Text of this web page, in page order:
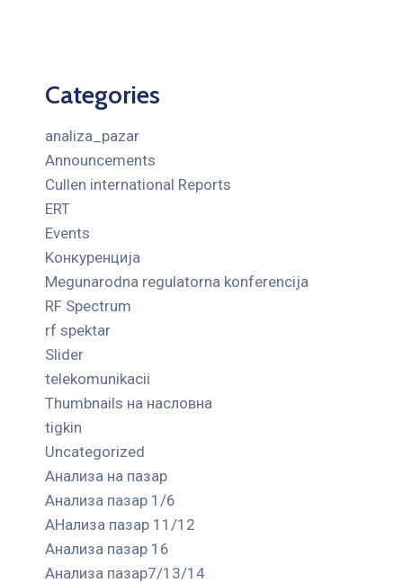
Categories
analiza_pazar
Announcements
Cullen international Reports
ERT
Events
Kонкуренција
Megunarodna regulatorna konferencija
RF Spectrum
rf spektar
Slider
telekomunikacii
Thumbnails на насловна
tigkin
Uncategorized
Анализа на пазар
Анализа пазар 1/6
АНализа пазар 11/12
Анализа пазар 16
Анализа пазар7/13/14